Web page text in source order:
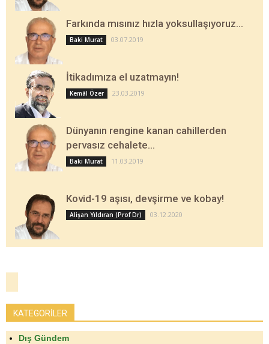
Farkında mısınız hızla yoksullaşıyoruz…
Baki Murat 03.07.2019
İtikadımıza el uzatmayın!
Kemâl Özer 23.03.2019
Dünyanın rengine kanan cahillerden
pervasız cehalete…
Baki Murat 11.03.2019
Kovid-19 aşısı, devşirme ve kobay!
Alişan Yıldıran (Prof Dr) 03.12.2020
KATEGORİLER
Dış Gündem